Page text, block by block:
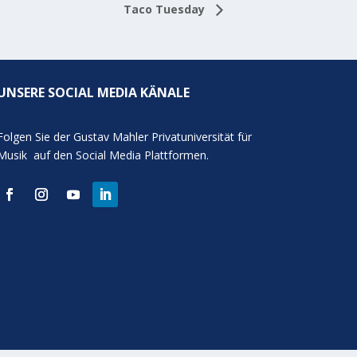
Taco Tuesday
SOCIAL MEDIA KÄNALE
Sie der Gustav Mahler Privatuniversität für
auf den Social Media Plattformen.